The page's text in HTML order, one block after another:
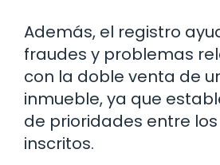
Además, el registro
fraudes y problemas
con la doble venta de
inmueble, ya que
de prioridades entre
inscritos.